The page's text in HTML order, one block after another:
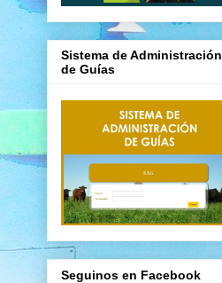
Sistema de Administración
de Guías
Seguinos en Facebook